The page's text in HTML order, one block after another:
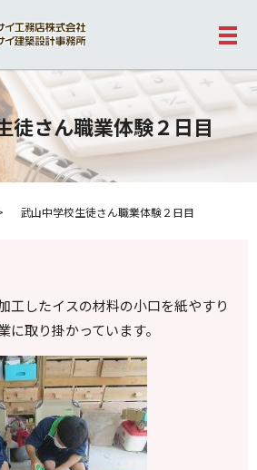
メ
徒さん職業体験２日目
武山中学校生徒さん職業体験２日目
工したイスの材料の小口を紙やすり
に取り掛かっています。